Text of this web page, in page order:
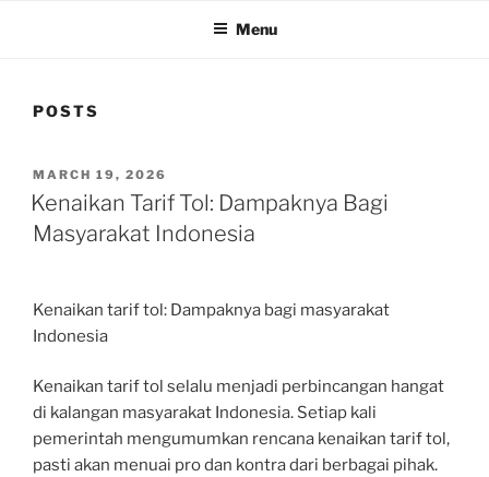
Menu
POSTS
POSTED
ON
MARCH 19, 2026
Kenaikan Tarif Tol: Dampaknya Bagi
Masyarakat Indonesia
Kenaikan tarif tol: Dampaknya bagi masyarakat
Indonesia
Kenaikan tarif tol selalu menjadi perbincangan hangat
di kalangan masyarakat Indonesia. Setiap kali
pemerintah mengumumkan rencana kenaikan tarif tol,
pasti akan menuai pro dan kontra dari berbagai pihak.